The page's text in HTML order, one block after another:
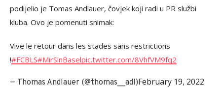
podijelio je Tomas Andlauer, čovjek koji radi u PR službi
kluba. Ovo je pomenuti snimak:
Vive le retour dans les stades sans restrictions
!#FCBLS#MirSinBaselpic.twitter.com/8VhfVM9fq2
— Тhomas Andlauer (@thomas__adl)February 19, 2022